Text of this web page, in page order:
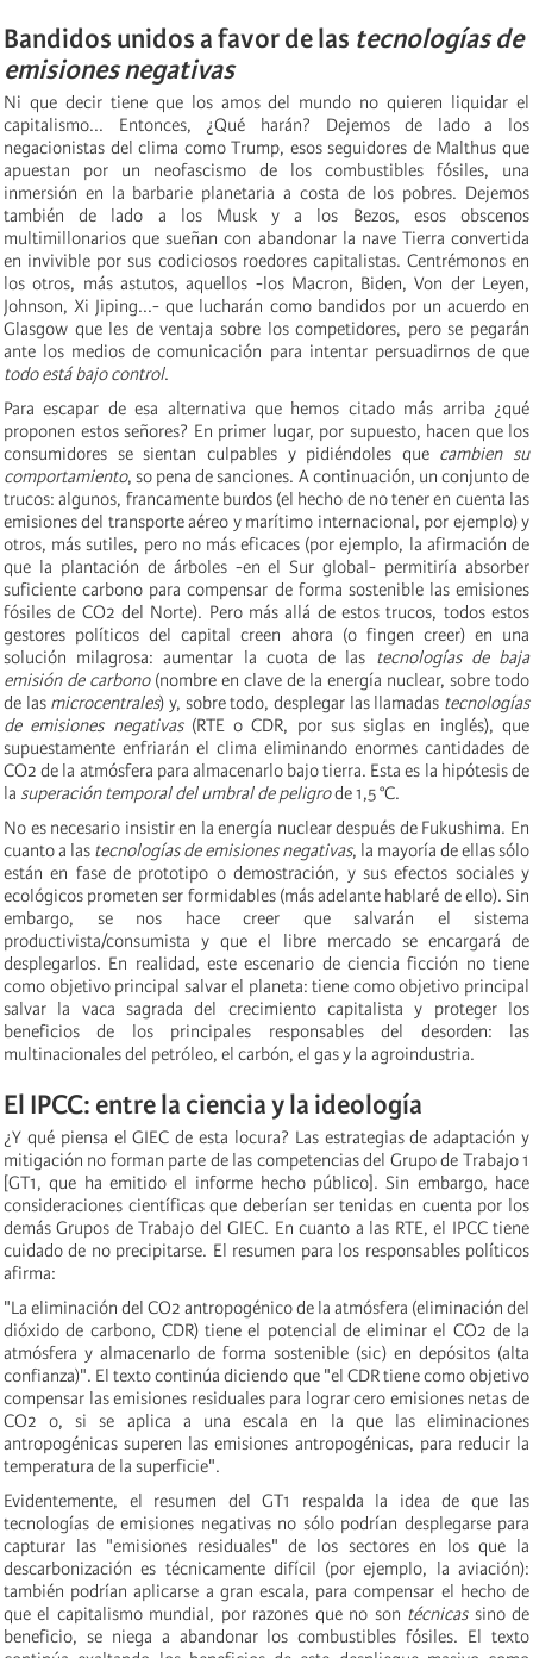
Bandidos unidos a favor de las tecnologías de
emisiones negativas
Ni que decir tiene que los amos del mundo no quieren liquidar el
capitalismo... Entonces, ¿Qué harán? Dejemos de lado a los
negacionistas del clima como Trump, esos seguidores de Malthus que
apuestan por un neofascismo de los combustibles fósiles, una
inmersión en la barbarie planetaria a costa de los pobres. Dejemos
también de lado a los Musk y a los Bezos, esos obscenos
multimillonarios que sueñan con abandonar la nave Tierra convertida
en invivible por sus codiciosos roedores capitalistas. Centrémonos en
los otros, más astutos, aquellos -los Macron, Biden, Von der Leyen,
Johnson, Xi Jiping...- que lucharán como bandidos por un acuerdo en
Glasgow que les de ventaja sobre los competidores, pero se pegarán
ante los medios de comunicación para intentar persuadirnos de que
todo está bajo control.
Para escapar de esa alternativa que hemos citado más arriba ¿qué
proponen estos señores? En primer lugar, por supuesto, hacen que los
consumidores se sientan culpables y pidiéndoles que cambien su
comportamiento, so pena de sanciones. A continuación, un conjunto de
trucos: algunos, francamente burdos (el hecho de no tener en cuenta las
emisiones del transporte aéreo y marítimo internacional, por ejemplo) y
otros, más sutiles, pero no más eficaces (por ejemplo, la afirmación de
que la plantación de árboles -en el Sur global- permitiría absorber
suficiente carbono para compensar de forma sostenible las emisiones
fósiles de CO2 del Norte). Pero más allá de estos trucos, todos estos
gestores políticos del capital creen ahora (o fingen creer) en una
solución milagrosa: aumentar la cuota de las tecnologías de baja
emisión de carbono(nombre en clave de la energía nuclear, sobre todo
de las microcentrales) y, sobre todo, desplegar las llamadas tecnologías
de emisiones negativas(RTE o CDR, por sus siglas en inglés), que
supuestamente enfriarán el clima eliminando enormes cantidades de
CO2 de la atmósfera para almacenarlo bajo tierra. Esta es la hipótesis de
la superación temporal del umbral de peligrode 1,5 °C.
No es necesario insistir en la energía nuclear después de Fukushima. En
cuanto a las tecnologías de emisiones negativas, la mayoría de ellas sólo
están en fase de prototipo o demostración, y sus efectos sociales y
ecológicos prometen ser formidables (más adelante hablaré de ello). Sin
embargo, se nos hace creer que salvarán el sistema
productivista/consumista y que el libre mercado se encargará de
desplegarlos. En realidad, este escenario de ciencia ficción no tiene
como objetivo principal salvar el planeta: tiene como objetivo principal
salvar la vaca sagrada del crecimiento capitalista y proteger los
beneficios de los principales responsables del desorden: las
multinacionales del petróleo, el carbón, el gas y la agroindustria.
El IPCC: entre la ciencia y la ideología
¿Y qué piensa el GIEC de esta locura? Las estrategias de adaptación y
mitigación no forman parte de las competencias del Grupo de Trabajo 1
[GT1, que ha emitido el informe hecho público]. Sin embargo, hace
consideraciones científicas que deberían ser tenidas en cuenta por los
demás Grupos de Trabajo del GIEC. En cuanto a las RTE, el IPCC tiene
cuidado de no precipitarse. El resumen para los responsables políticos
afirma:
"La eliminación del CO2 antropogénico de la atmósfera (eliminación del
dióxido de carbono, CDR) tiene el potencial de eliminar el CO2 de la
atmósfera y almacenarlo de forma sostenible (sic) en depósitos (alta
confianza)". El texto continúa diciendo que "el CDR tiene como objetivo
compensar las emisiones residuales para lograr cero emisiones netas de
CO2 o, si se aplica a una escala en la que las eliminaciones
antropogénicas superen las emisiones antropogénicas, para reducir la
temperatura de la superficie".
Evidentemente, el resumen del GT1 respalda la idea de que las
tecnologías de emisiones negativas no sólo podrían desplegarse para
capturar las "emisiones residuales" de los sectores en los que la
descarbonización es técnicamente difícil (por ejemplo, la aviación):
también podrían aplicarse a gran escala, para compensar el hecho de
que el capitalismo mundial, por razones que no son técnicassino de
beneficio, se niega a abandonar los combustibles fósiles. El texto